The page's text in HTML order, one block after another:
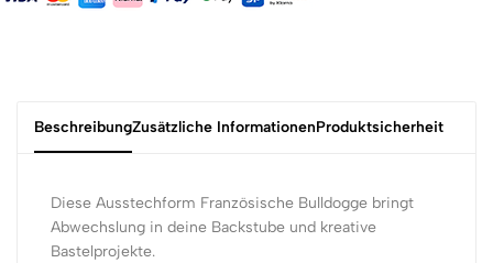
BeschreibungZusätzliche InformationenProduktsicherheit
Diese Ausstechform Französische Bulldogge bringt
Abwechslung in deine Backstube und kreative
Bastelprojekte.